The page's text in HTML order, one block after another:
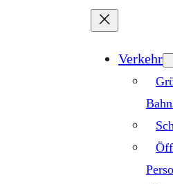
Verkehr